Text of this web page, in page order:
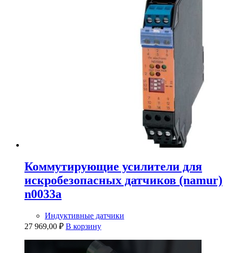
Коммутирующие усилители для
искробезопасных датчиков (namur)
n0033a
Индуктивные датчики
27 969,00 ₽ В корзину